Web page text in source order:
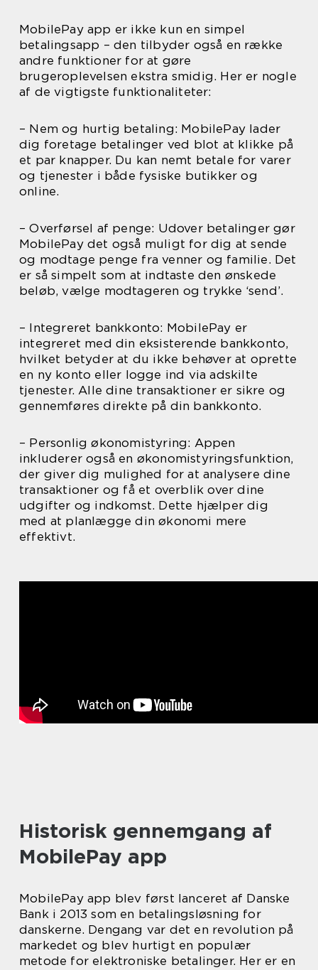
MobilePay app er ikke kun en simpel
betalingsapp – den tilbyder også en række
andre funktioner for at gøre
brugeroplevelsen ekstra smidig. Her er nogle
af de vigtigste funktionaliteter:
– Nem og hurtig betaling: MobilePay lader
dig foretage betalinger ved blot at klikke på
et par knapper. Du kan nemt betale for varer
og tjenester i både fysiske butikker og
online.
– Overførsel af penge: Udover betalinger gør
MobilePay det også muligt for dig at sende
og modtage penge fra venner og familie. Det
er så simpelt som at indtaste den ønskede
beløb, vælge modtageren og trykke ‘send’.
– Integreret bankkonto: MobilePay er
integreret med din eksisterende bankkonto,
hvilket betyder at du ikke behøver at oprette
en ny konto eller logge ind via adskilte
tjenester. Alle dine transaktioner er sikre og
gennemføres direkte på din bankkonto.
– Personlig økonomistyring: Appen
inkluderer også en økonomistyringsfunktion,
der giver dig mulighed for at analysere dine
transaktioner og få et overblik over dine
udgifter og indkomst. Dette hjælper dig
med at planlægge din økonomi mere
effektivt.
Historisk gennemgang af
MobilePay app
MobilePay app blev først lanceret af Danske
Bank i 2013 som en betalingsløsning for
danskerne. Dengang var det en revolution på
markedet og blev hurtigt en populær
metode for elektroniske betalinger. Her er en